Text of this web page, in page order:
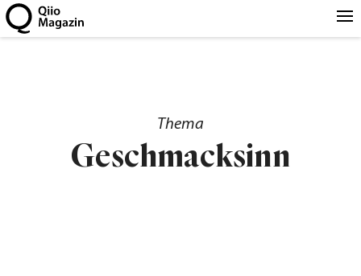
Thema
Geschmacksinn